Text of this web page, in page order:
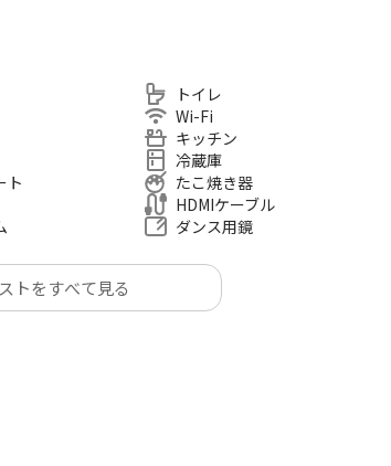
ン除く）
ション除く）
もございません
・日程変更、ならびに当日の開始時刻の後ろ倒しは
。
ト
トイレ
Wi-Fi
キッチン
冷蔵庫
たこ焼き器
HDMIケーブル
ダンス用鏡
トをすべて見る